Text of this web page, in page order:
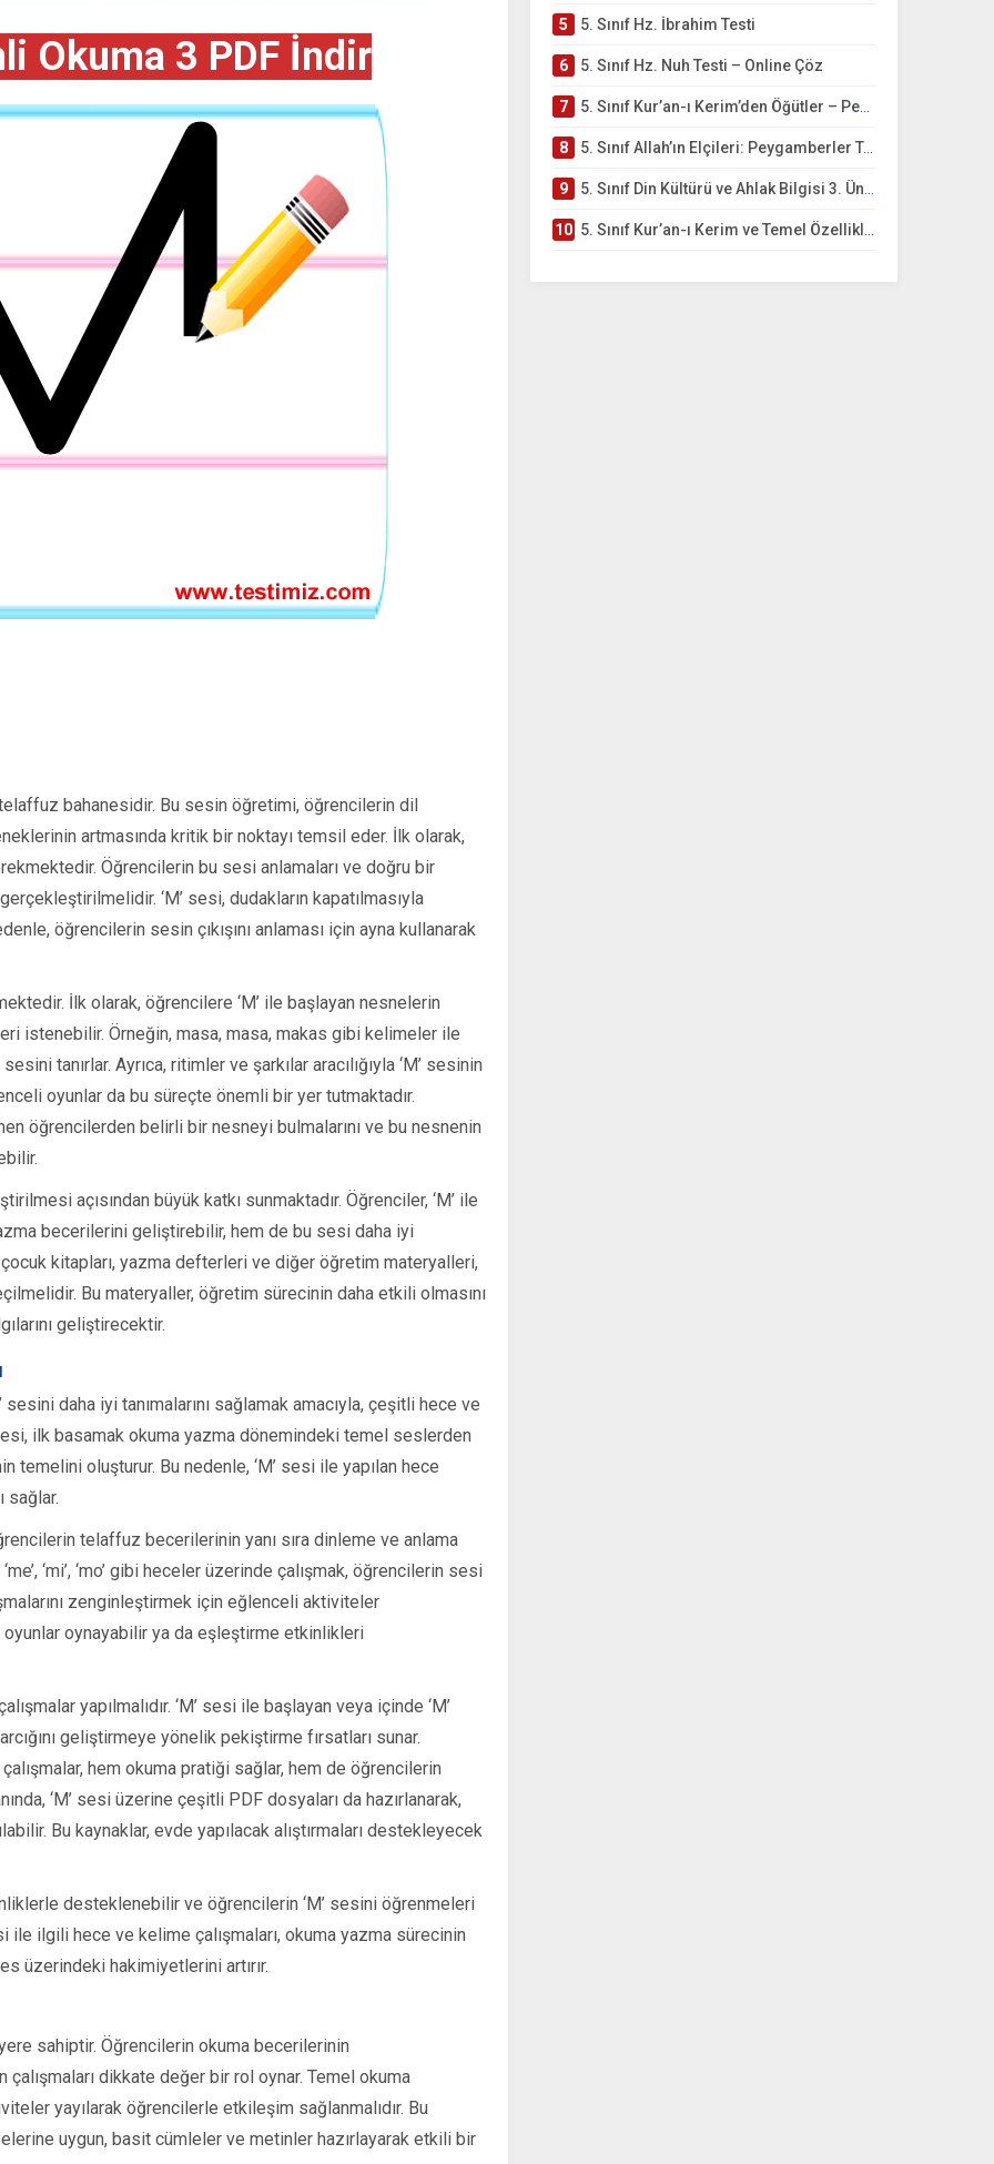
5 5. Sınıf Hz. İbrahim Testi
6 5. Sınıf Hz. Nuh Testi – Online Çöz
7 5. Sınıf Kur’an-ı Kerim’den Öğütler – Peygamber Kıssaları Testi – Online Çöz
8 5. Sınıf Allah’ın Elçileri: Peygamberler Testi – Online Çöz
9 5. Sınıf Din Kültürü ve Ahlak Bilgisi 3. Ünite: Kur’an-ı Kerim Çalışmaları
10 5. Sınıf Kur’an-ı Kerim ve Temel Özellikleri Testi – Online Çöz
Okuma 3 PDF İndir
bahanesidir. Bu sesin öğretimi, öğrencilerin dil
artmasında kritik bir noktayı temsil eder. İlk olarak,
Öğrencilerin bu sesi anlamaları ve doğru bir
‘M’ sesi, dudakların kapatılmasıyla
öğrencilerin sesin çıkışını anlaması için ayna kullanarak
İlk olarak, öğrencilere ‘M’ ile başlayan nesnelerin
istenebilir. Örneğin, masa, masa, makas gibi kelimeler ile
tanırlar. Ayrıca, ritimler ve şarkılar aracılığıyla ‘M’ sesinin
oyunlar da bu süreçte önemli bir yer tutmaktadır.
öğrencilerden belirli bir nesneyi bulmalarını ve bu nesnenin
açısından büyük katkı sunmaktadır. Öğrenciler, ‘M’ ile
becerilerini geliştirebilir, hem de bu sesi daha iyi
kitapları, yazma defterleri ve diğer öğretim materyalleri,
Bu materyaller, öğretim sürecinin daha etkili olmasını
geliştirecektir.
daha iyi tanımalarını sağlamak amacıyla, çeşitli hece ve
ilk basamak okuma yazma dönemindeki temel seslerden
oluşturur. Bu nedenle, ‘M’ sesi ile yapılan hece
sağlar.
telaffuz becerilerinin yanı sıra dinleme ve anlama
‘mi’, ‘mo’ gibi heceler üzerinde çalışmak, öğrencilerin sesi
zenginleştirmek için eğlenceli aktiviteler
oynayabilir ya da eşleştirme etkinlikleri
yapılmalıdır. ‘M’ sesi ile başlayan veya içinde ‘M’
geliştirmeye yönelik pekiştirme fırsatları sunar.
çalışmalar, hem okuma pratiği sağlar, hem de öğrencilerin
‘M’ sesi üzerine çeşitli PDF dosyaları da hazırlanarak,
Bu kaynaklar, evde yapılacak alıştırmaları destekleyecek
desteklenebilir ve öğrencilerin ‘M’ sesini öğrenmeleri
ile ilgili hece ve kelime çalışmaları, okuma yazma sürecinin
üzerindeki hakimiyetlerini artırır.
sahiptir. Öğrencilerin okuma becerilerinin
dikkate değer bir rol oynar. Temel okuma
yayılarak öğrencilerle etkileşim sağlanmalıdır. Bu
uygun, basit cümleler ve metinler hazırlayarak etkili bir